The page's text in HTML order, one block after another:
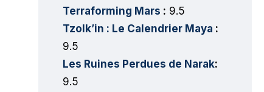
Terraforming Mars : 9.5
Tzolk’in : Le Calendrier Maya :
9.5
Les Ruines Perdues de Narak:
9.5